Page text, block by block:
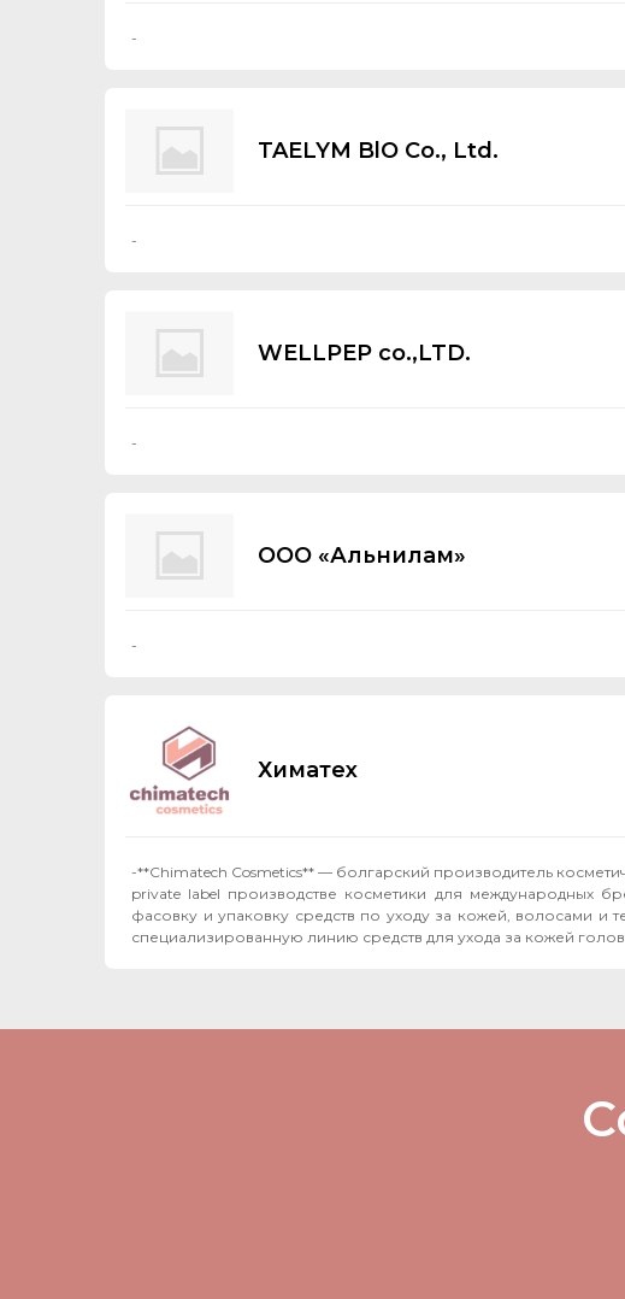
-
TAELYM BlO Со., Ltd.
-
WELLPEP co.,LTD.
-
ООО «Альнилам»
-
Химатех
-**Chimatech Cosmetics** — болгарский производитель
private label производстве косметики для международных
фасовку и упаковку средств по уходу за кожей, волосами и телом. Помимо производства для наших партнёров, мы развиваем собственные бренды,
специализированную линию средств для ухода за кожей